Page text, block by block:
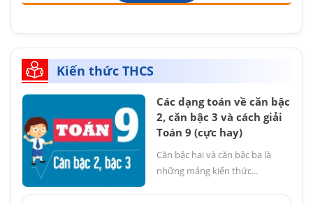
Kiến thức THCS
Các dạng toán về căn bậc
2, căn bậc 3 và cách giải
Toán 9 (cực hay)
Căn bậc hai và căn bậc ba là
những mảng kiến thức...